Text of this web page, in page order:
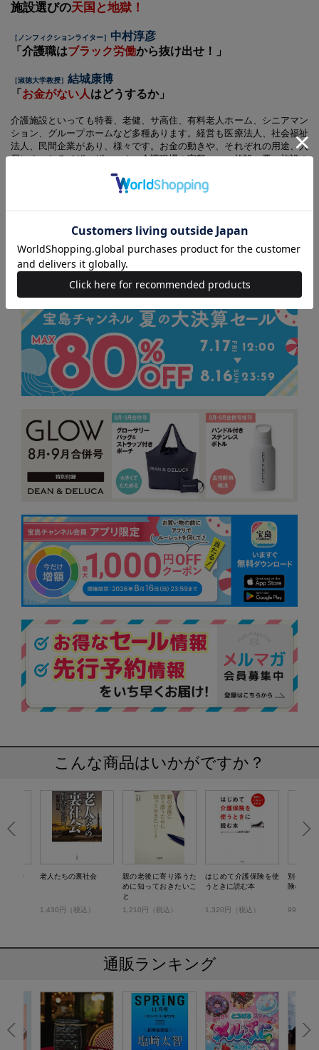
施設選びの天国と地獄！
［ノンフィクションライター］ 中村淳彦
「介護職はブラック労働から抜け出せ！」
［淑徳大学教授］ 結城康博
「 お金がない人はどうするか」
介護施設といっても特養、老健、サ高住、有料老人ホーム、シニアマン
ション、グループホームなど多種あります。経営も医療法人、社会福祉
法人、民間企業があり、様々です。お金の動きや、それぞれの用途、入
居にまつわるイザコザ、コネ、介護現場の実態、いい施設・悪い施設の
選び方など、淑徳大学総合福祉学部・結城康博教授、タムラプランニン
グ＆オペレーティング・田村明孝氏をはじめ、介護業界に詳しい人気の
こんな商品はいかがですか？
れる時
老人たちの裏社会
1,430円（税込）
親の老後に寄り添うた
めに知っておきたいこ
と
1,210円（税込）
はじめて介護保険を使
うときに読む本
1,320円（税込）
別冊宝
険のカラ
990円（
通販ランキング